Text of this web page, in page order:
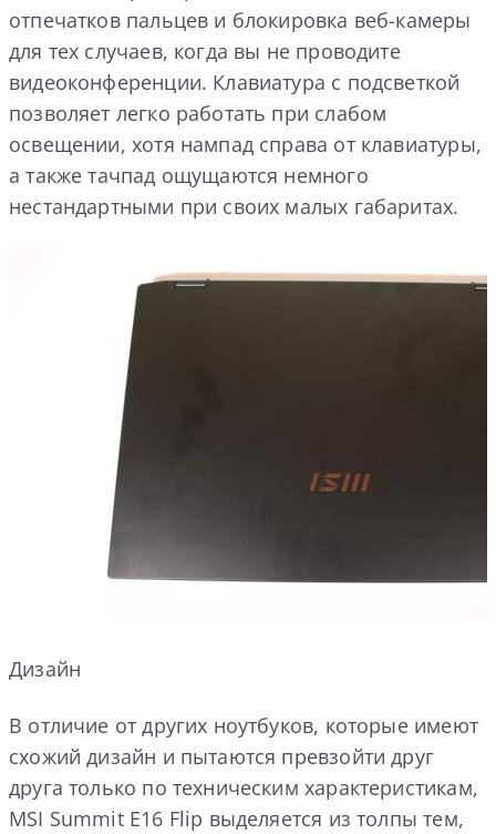
отпечатков пальцев и блокировка веб-камеры
для тех случаев, когда вы не проводите
видеоконференции. Клавиатура с подсветкой
позволяет легко работать при слабом
освещении, хотя нампад справа от клавиатуры,
а также тачпад ощущаются немного
нестандартными при своих малых габаритах.
Дизайн
В отличие от других ноутбуков, которые имеют
схожий дизайн и пытаются превзойти друг
друга только по техническим характеристикам,
MSI Summit E16 Flip выделяется из толпы тем,